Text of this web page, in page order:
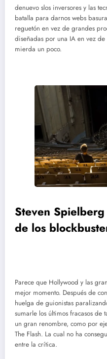
denuevo slos inversores y las
batalla para darnos webs
reguetón en vez de grandes
diseñadas por una IA en vez
mierda un poco.
Steven
de los
Parece que Hollywood y las
mejor momento. Después de
huelga de guionistas
sumarle los últimos fracasos de
un gran renombre, como por
The Flash. La cual no ha
entre la crítica.